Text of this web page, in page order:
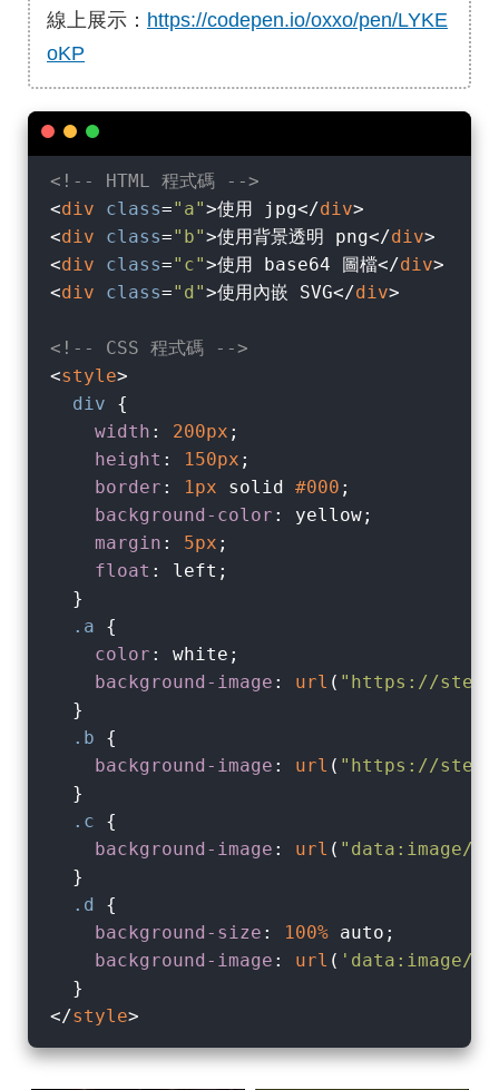
線上展示： https://codepen.io/oxxo/pen/LYKE
oKP
<!-- HTML 程式碼 -->
<div class="a">使用 jpg</div>
<div class="b">使用背景透明 png</div>
<div class="c">使用 base64 圖檔</div>
<div class="d">使用內嵌 SVG</div>
<!-- CSS 程式碼 -->
<style>
div {
width : 200px ;
height : 150px ;
border : 1px solid #000 ;
background-color : yellow;
margin : 5px ;
float : left;
  }
.a {
color : white;
background-image : url ( "https://
  }
.b {
background-image : url ( "https://
  }
.c {
background-image : url ( "data:image/
  }
.d
{
background-size : 100% auto;
background-image : url ( 'data:image/
</style>